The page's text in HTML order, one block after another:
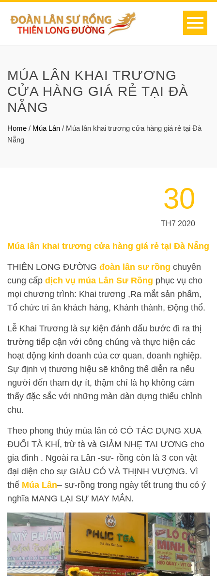
MÚA LÂN KHAI TRƯƠNG
CỬA HÀNG GIÁ RẺ TẠI ĐÀ
NẴNG
Home / Múa Lân / Múa lân khai trương cửa hàng giá rẻ tại Đà
Nẵng
30
TH7 2020
Múa lân khai trương cửa hàng giá rẻ tại Đà Nẵng
THIÊN LONG ĐƯỜNG đoàn lân sư rồng chuyên
cung cấp dịch vụ múa Lân Sư Rồng phục vụ cho
mọi chương trình: Khai trương ,Ra mắt sản phẩm,
Tổ chức tri ân khách hàng, Khánh thành, Động thổ.
Lễ Khai Trương là sự kiện đánh dấu bước đi ra thị
trường tiếp cận với công chúng và thực hiện các
hoạt động kinh doanh của cơ quan, doanh nghiệp.
Sự định vị thương hiệu sẽ không thể diễn ra nếu
người đến tham dự ít, thậm chí là họ không cảm
thấy đặc sắc với những màn dàn dựng thiếu chỉnh
chu.
Theo phong thủy múa lân có CÓ TÁC DỤNG XUA
ĐUỔI TÀ KHÍ, trừ tà và GIẢM NHẸ TAI ƯƠNG cho
gia đình . Ngoài ra Lân -sư- rồng còn là 3 con vật
đại diện cho sự GIÀU CÓ VÀ THỊNH VƯỢNG. Vì
thế Múa Lân– sư-rồng trong ngày tết trung thu có ý
nghĩa MANG LẠI SỰ MAY MẮN.